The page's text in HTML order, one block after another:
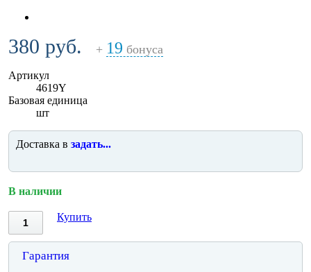
380 руб. + 19 бонуса
Артикул
4619Y
Базовая единица
шт
Доставка в задать...
В наличии
Купить
Гарантия